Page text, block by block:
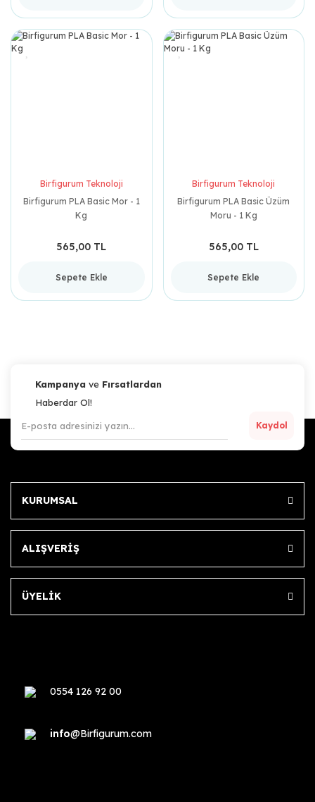
Birfigurum Teknoloji
Birfigurum PLA Basic Mor - 1
Kg
565,00 TL
Sepete Ekle
Birfigurum Teknoloji
Birfigurum PLA Basic Üzüm
Moru - 1 Kg
565,00 TL
Sepete Ekle
Kampanya ve Fırsatlardan
Haberdar Ol!
Kaydol
KURUMSAL
ALIŞVERİŞ
ÜYELİK
0554 126 92 00
info@Birfigurum.com